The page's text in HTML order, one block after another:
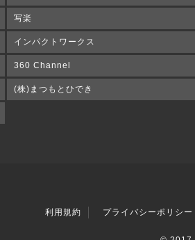
写楽
インパクトワークス
360 Channel
(株)まつもとひでき
利用規約 プライバシーポリシー